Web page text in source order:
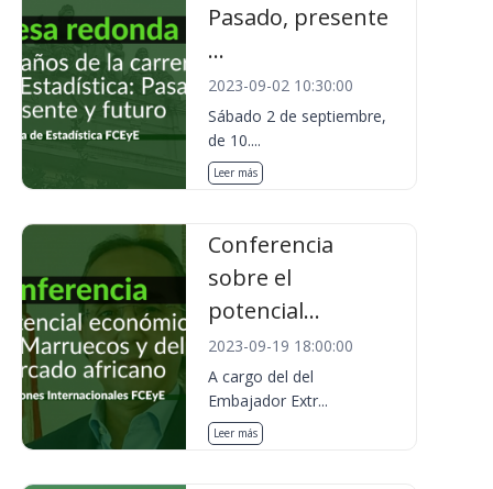
Pasado, presente
...
2023-09-02 10:30:00
Sábado 2 de septiembre,
de 10....
Leer más
Conferencia
sobre el
potencial...
2023-09-19 18:00:00
A cargo del del
Embajador Extr...
Leer más